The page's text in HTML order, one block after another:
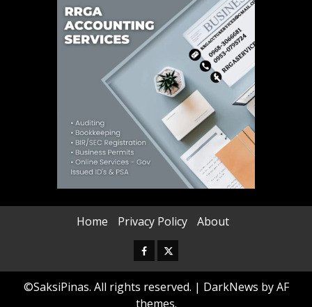
Home Privacy Policy About
Facebook
Twitter
©SaksiPinas. All rights reserved. | DarkNews by AF
themes.